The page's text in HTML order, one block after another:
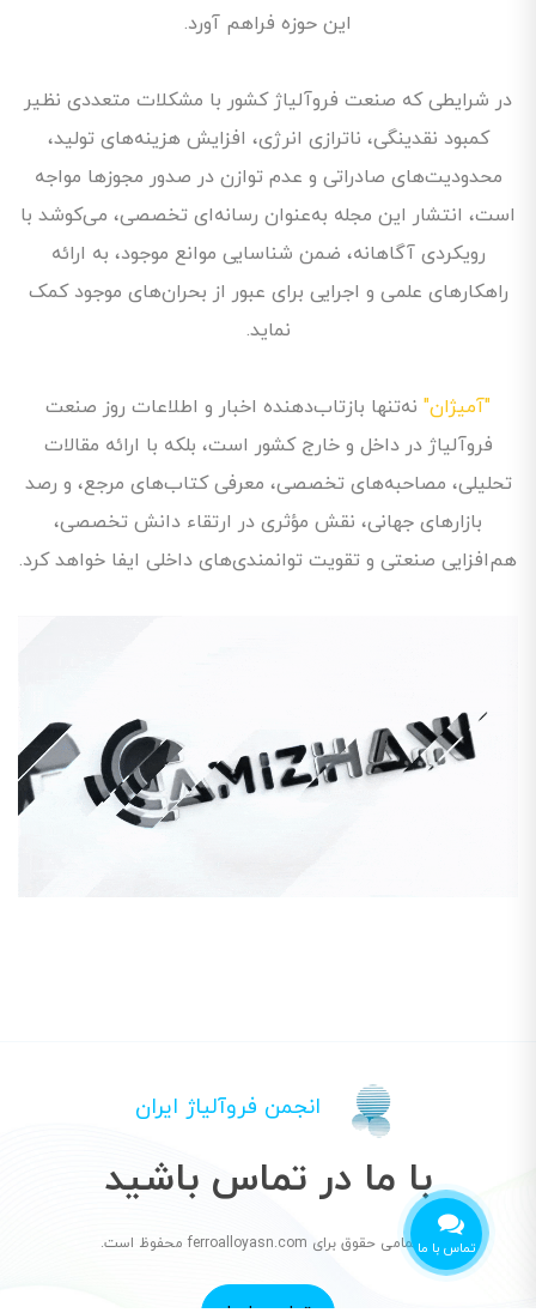
این حوزه فراهم آورد.
در شرایطی که صنعت فروآلیاژ کشور با مشکلات متعددی نظیر
کمبود نقدینگی، ناترازی انرژی، افزایش هزینه‌های تولید،
محدودیت‌های صادراتی و عدم توازن در صدور مجوزها مواجه
است، انتشار این مجله به‌عنوان رسانه‌ای تخصصی، می‌کوشد با
رویکردی آگاهانه، ضمن شناسایی موانع موجود، به ارائه
راهکارهای علمی و اجرایی برای عبور از بحران‌های موجود کمک
نماید.
"آمیژان"نه‌تنها بازتاب‌دهنده اخبار و اطلاعات روز صنعت
فروآلیاژ در داخل و خارج کشور است، بلکه با ارائه مقالات
تحلیلی، مصاحبه‌های تخصصی، معرفی کتاب‌های مرجع، و رصد
بازارهای جهانی، نقش مؤثری در ارتقاء دانش تخصصی،
هم‌افزایی صنعتی و تقویت توانمندی‌های داخلی ایفا خواهد کرد.
تماس با ما
انجمن فروآلیاژ ایران
با ما در تماس باشید
© تمامی حقوق برای ferroalloyasn.com محفوظ است.